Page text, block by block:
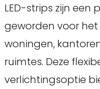
LED-strips zijn een
geworden voor
woningen,
ruimtes. Deze
verlichtingsoptie